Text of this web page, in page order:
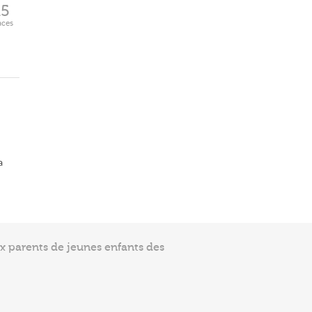
parents de jeunes enfants des